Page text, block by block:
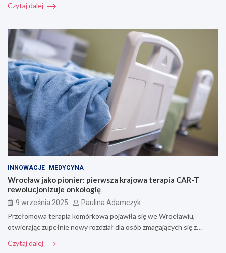
Czytaj dalej
INNOWACJE MEDYCYNA
Wrocław jako pionier: pierwsza krajowa terapia CAR-T
rewolucjonizuje onkologię
9 września 2025 Paulina Adamczyk
Przełomowa terapia komórkowa pojawiła się we Wrocławiu,
otwierając zupełnie nowy rozdział dla osób zmagających się z…
Czytaj dalej